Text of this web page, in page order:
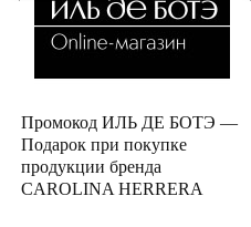
Промокод ИЛЬ ДЕ БОТЭ —
Подарок при покупке
продукции бренда
CAROLINA HERRERA